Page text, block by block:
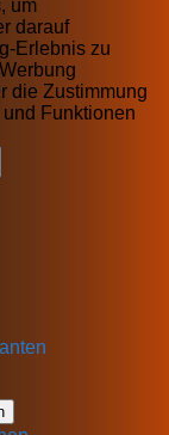
um
darauf
Erlebnis zu
die Zustimmung
Funktionen